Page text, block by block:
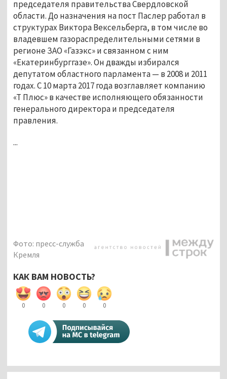
председателя правительства Свердловской
области. До назначения на пост Паслер работал в
структурах Виктора Вексельберга, в том числе во
владевшем газораспределительными сетями в
регионе ЗАО «Газэкс» и связанном с ним
«Екатеринбурггазе». Он дважды избирался
депутатом областного парламента — в 2008 и 2011
годах. С 10 марта 2017 года возглавляет компанию
«Т Плюс» в качестве исполняющего обязанности
генерального директора и председателя
правления.
...
Фото: пресс-служба
Кремля
КАК ВАМ НОВОСТЬ?
0 0 0 0 0